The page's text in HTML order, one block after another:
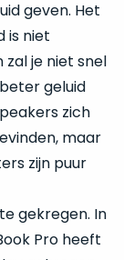
geven. Het
is niet
zal je niet snel
geluid
zich
maar
zijn puur
gekregen. In
Pro heeft